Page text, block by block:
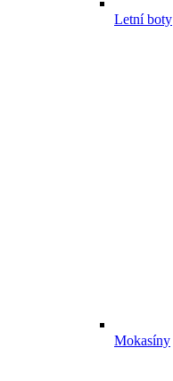
Letní boty
Mokasíny